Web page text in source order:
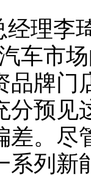
理李
车市
品牌门
分预见
差。尽
系列新